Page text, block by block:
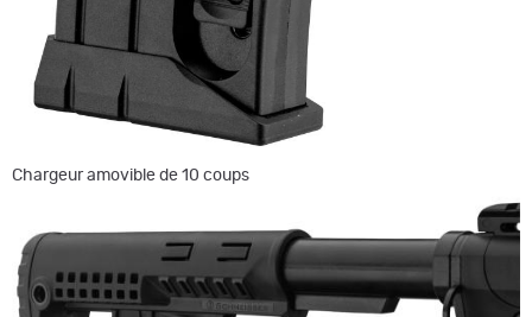
Chargeur amovible de 10 coups